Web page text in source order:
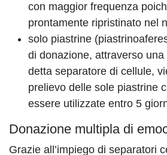
con maggior frequenza
prontamente ripristinato nel
solo piastrine
di donazione, attraverso
detta separatore di cellule,
prelievo delle sole piastrine
essere utilizzate entro 5
Donazione multipla di
Grazie all’impiego di separatori